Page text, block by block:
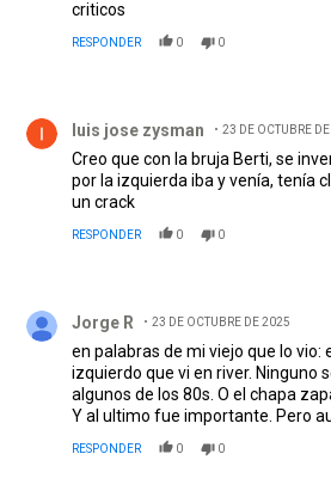
criticos
RESPONDER 0 0
luis jose zysman 23 DE OCTUBRE
Creo que con la bruja Berti, se
por la izquierda iba y venía, tenía
un crack
RESPONDER 0 0
Jorge R 23 DE OCTUBRE DE 2025
en palabras de mi viejo que lo vio:
izquierdo que vi en river. Ninguno
algunos de los 80s. O el chapa
Y al ultimo fue importante. Pero
RESPONDER 0 0